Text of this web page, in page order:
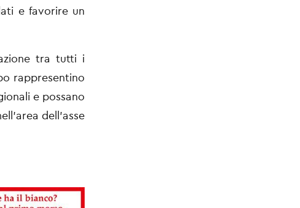
e favorire un
tra tutti i
rappresentino
e possano
dell’asse